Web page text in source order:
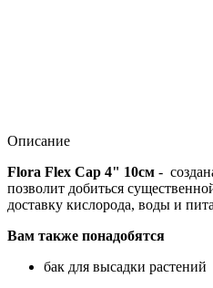
Описание
Flora Flex Cap 4" 10см -
позволит добиться
доставку кислорода, воды и
Вам также понадобятся
бак для высадки растений